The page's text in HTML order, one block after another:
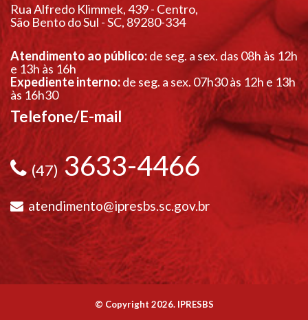
Rua Alfredo Klimmek, 439 - Centro,
São Bento do Sul - SC, 89280-334
Atendimento ao público:de seg. a sex. das 08h às 12h
e 13h às 16h
Expediente interno:de seg. a sex. 07h30 às 12h e 13h
às 16h30
Telefone/E-mail
(47) 3633-4466
atendimento@ipresbs.sc.gov.br
© Copyright 2026. IPRESBS